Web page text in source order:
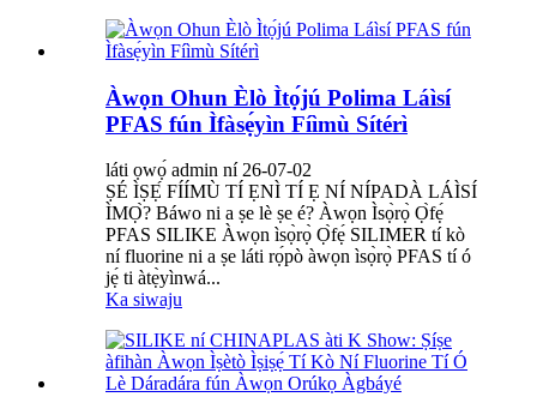
Àwọn Ohun Èlò Ìtọ́jú Polima Láìsí
PFAS fún Ìfàsẹ́yìn Fíìmù Sítérì
láti ọwọ́ admin ní 26-07-02
ṢÉ ÌṢẸ́ FÍÍMÙ TÍ ẸNÌ TÍ Ẹ NÍ NÍPADÀ LÁÌSÍ
ÌMỌ̀? Báwo ni a ṣe lè ṣe é? Àwọn Ìsọ̀rọ̀ Ọ̀fẹ́
PFAS SILIKE Àwọn ìsọ̀rọ̀ Ọ̀fẹ́ SILIMER tí kò
ní fluorine ni a ṣe láti rọ́pò àwọn ìsọ̀rọ̀ PFAS tí ó
jẹ́ ti àtẹ̀yìnwá...
Ka siwaju